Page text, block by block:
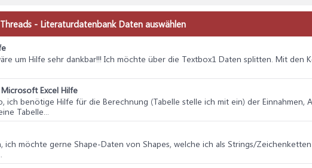
- Literaturdatenbank Daten auswählen
um Hilfe sehr dankbar!!! Ich möchte über die Textbox1 Daten splitten. Mit
Microsoft Excel Hilfe
ich benötige Hilfe für die Berechnung (Tabelle stelle ich mit ein) der Einnahmen,
Tabelle...
ich möchte gerne Shape-Daten von Shapes, welche ich als Strings/